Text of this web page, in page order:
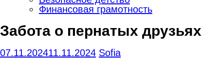
Финансовая грамотность
Забота о пернатых друзьях
07.11.202411.11.2024 Sofia